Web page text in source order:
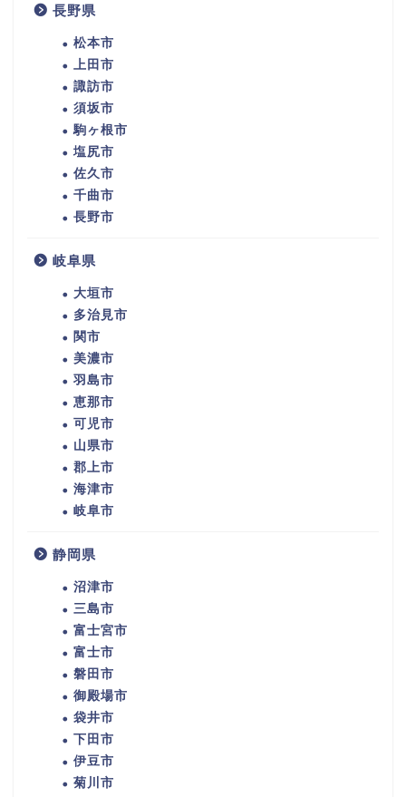
長野県
松本市
上田市
諏訪市
須坂市
駒ヶ根市
塩尻市
佐久市
千曲市
長野市
岐阜県
大垣市
多治見市
関市
美濃市
羽島市
恵那市
可児市
山県市
郡上市
海津市
岐阜市
静岡県
沼津市
三島市
富士宮市
富士市
磐田市
御殿場市
袋井市
下田市
伊豆市
菊川市